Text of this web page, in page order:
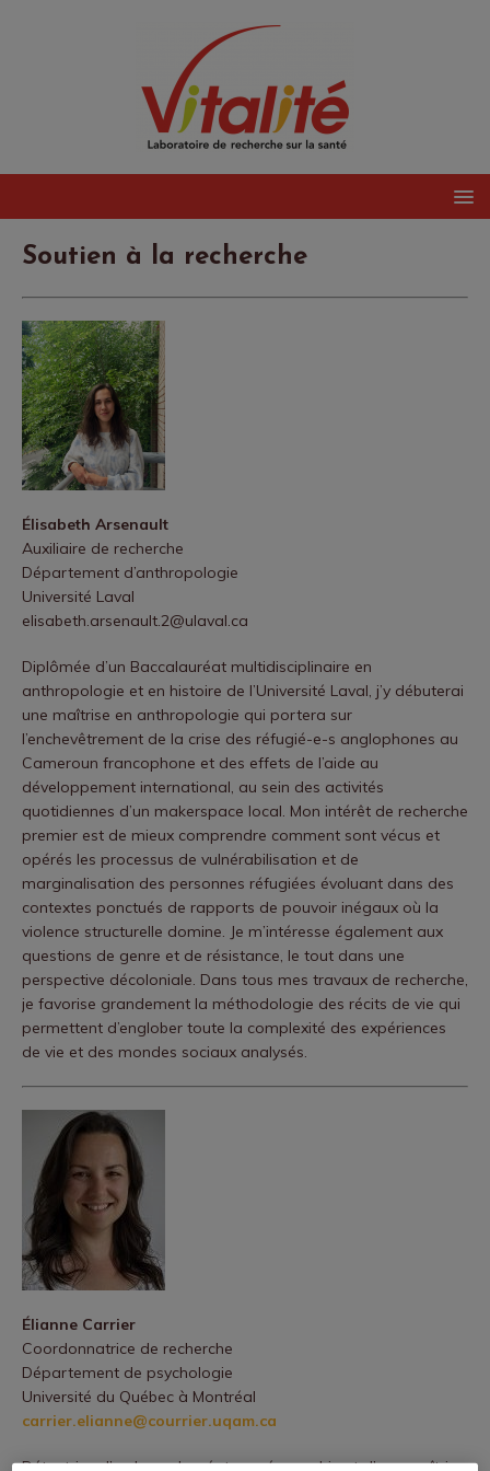
Soutien à la recherche
Élisabeth Arsenault
Auxiliaire de recherche
Département d’anthropologie
Université Laval
elisabeth.arsenault.2@ulaval.ca
Diplômée d’un Baccalauréat multidisciplinaire en
anthropologie et en histoire de l’Université Laval, j’y débuterai
une maîtrise en anthropologie qui portera sur
l’enchevêtrement de la crise des réfugié-e-s anglophones au
Cameroun francophone et des effets de l’aide au
développement international, au sein des activités
quotidiennes d’un makerspace local. Mon intérêt de recherche
premier est de mieux comprendre comment sont vécus et
opérés les processus de vulnérabilisation et de
marginalisation des personnes réfugiées évoluant dans des
contextes ponctués de rapports de pouvoir inégaux où la
violence structurelle domine. Je m’intéresse également aux
questions de genre et de résistance, le tout dans une
perspective décoloniale. Dans tous mes travaux de recherche,
je favorise grandement la méthodologie des récits de vie qui
permettent d’englober toute la complexité des expériences
de vie et des mondes sociaux analysés.
Élianne Carrier
Coordonnatrice de recherche
Département de psychologie
Université du Québec à Montréal
carrier.elianne@courrier.uqam.ca
Détentrice d’un baccalauréat en géographie et d’une maîtrise